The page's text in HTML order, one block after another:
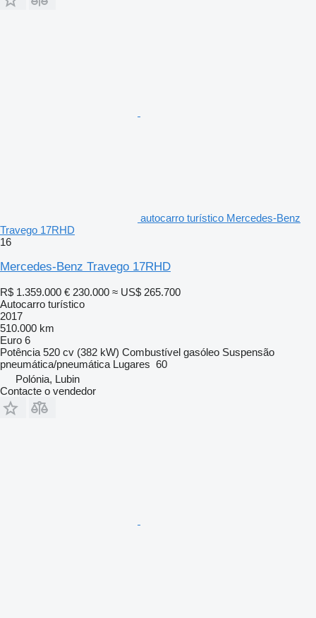
autocarro turístico Mercedes-Benz
Travego 17RHD
16
Mercedes-Benz Travego 17RHD
R$ 1.359.000 € 230.000 ≈ US$ 265.700
Autocarro turístico
2017
510.000 km
Euro 6
Potência 520 cv (382 kW) Combustível gasóleo Suspensão
pneumática/pneumática Lugares 60
Polónia, Lubin
Contacte o vendedor